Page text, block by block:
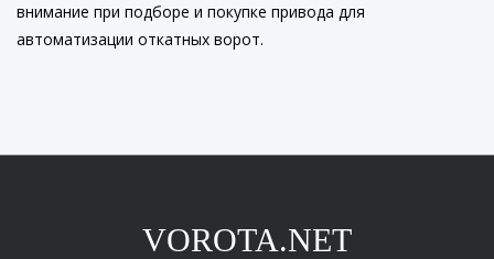
внимание при подборе и покупке привода для
автоматизации откатных ворот.
VOROTA.NET